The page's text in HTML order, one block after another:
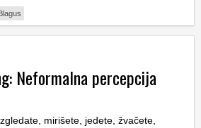
Neformalna percepcija
mirišete, jedete, žvačete,